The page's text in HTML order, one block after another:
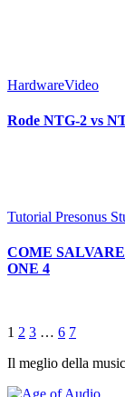
HardwareVideo
Rode NTG-2 vs
Tutorial Presonus
COME
ONE 4
1 2 3 … 6 7
Il meglio della